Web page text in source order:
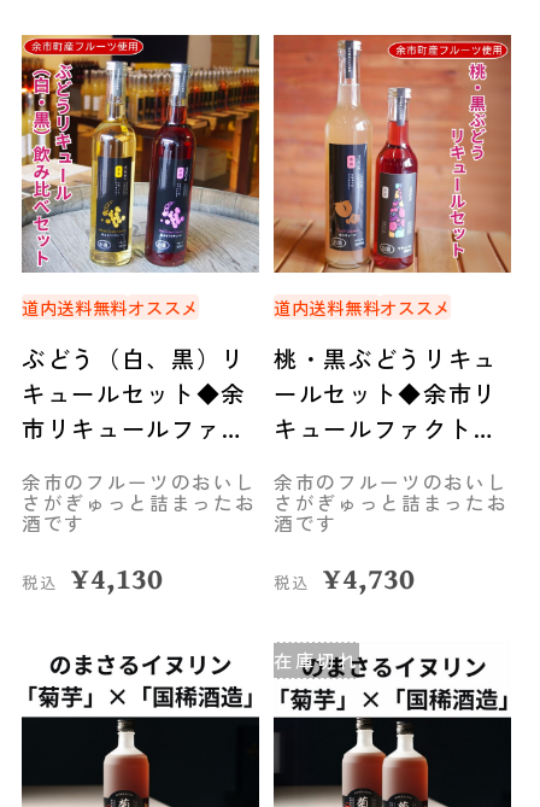
道内送料無料オススメ
ぶどう（白、黒）リ
キュールセット◆余
市リキュールファク
余市のフルーツのおいし
さがぎゅっと詰まったお
酒です
税込 ¥4,130
道内送料無料オススメ
桃・黒ぶどうリキュ
ールセット◆余市リ
キュールファクトリ
余市のフルーツのおいし
さがぎゅっと詰まったお
酒です
税込 ¥4,730
在庫切れ